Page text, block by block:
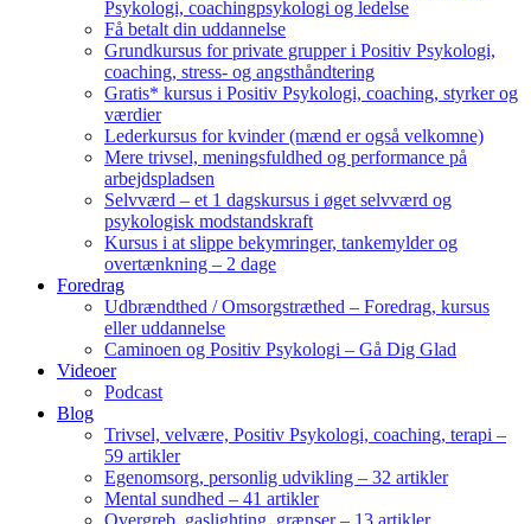
Psykologi, coachingpsykologi og ledelse
Få betalt din uddannelse
Grundkursus for private grupper i Positiv Psykologi,
coaching, stress- og angsthåndtering
Gratis* kursus i Positiv Psykologi, coaching, styrker og
værdier
Lederkursus for kvinder (mænd er også velkomne)
Mere trivsel, meningsfuldhed og performance på
arbejdspladsen
Selvværd – et 1 dagskursus i øget selvværd og
psykologisk modstandskraft
Kursus i at slippe bekymringer, tankemylder og
overtænkning – 2 dage
Foredrag
Udbrændthed / Omsorgstræthed – Foredrag, kursus
eller uddannelse
Caminoen og Positiv Psykologi – Gå Dig Glad
Videoer
Podcast
Blog
Trivsel, velvære, Positiv Psykologi, coaching, terapi –
59 artikler
Egenomsorg, personlig udvikling – 32 artikler
Mental sundhed – 41 artikler
Overgreb, gaslighting, grænser – 13 artikler